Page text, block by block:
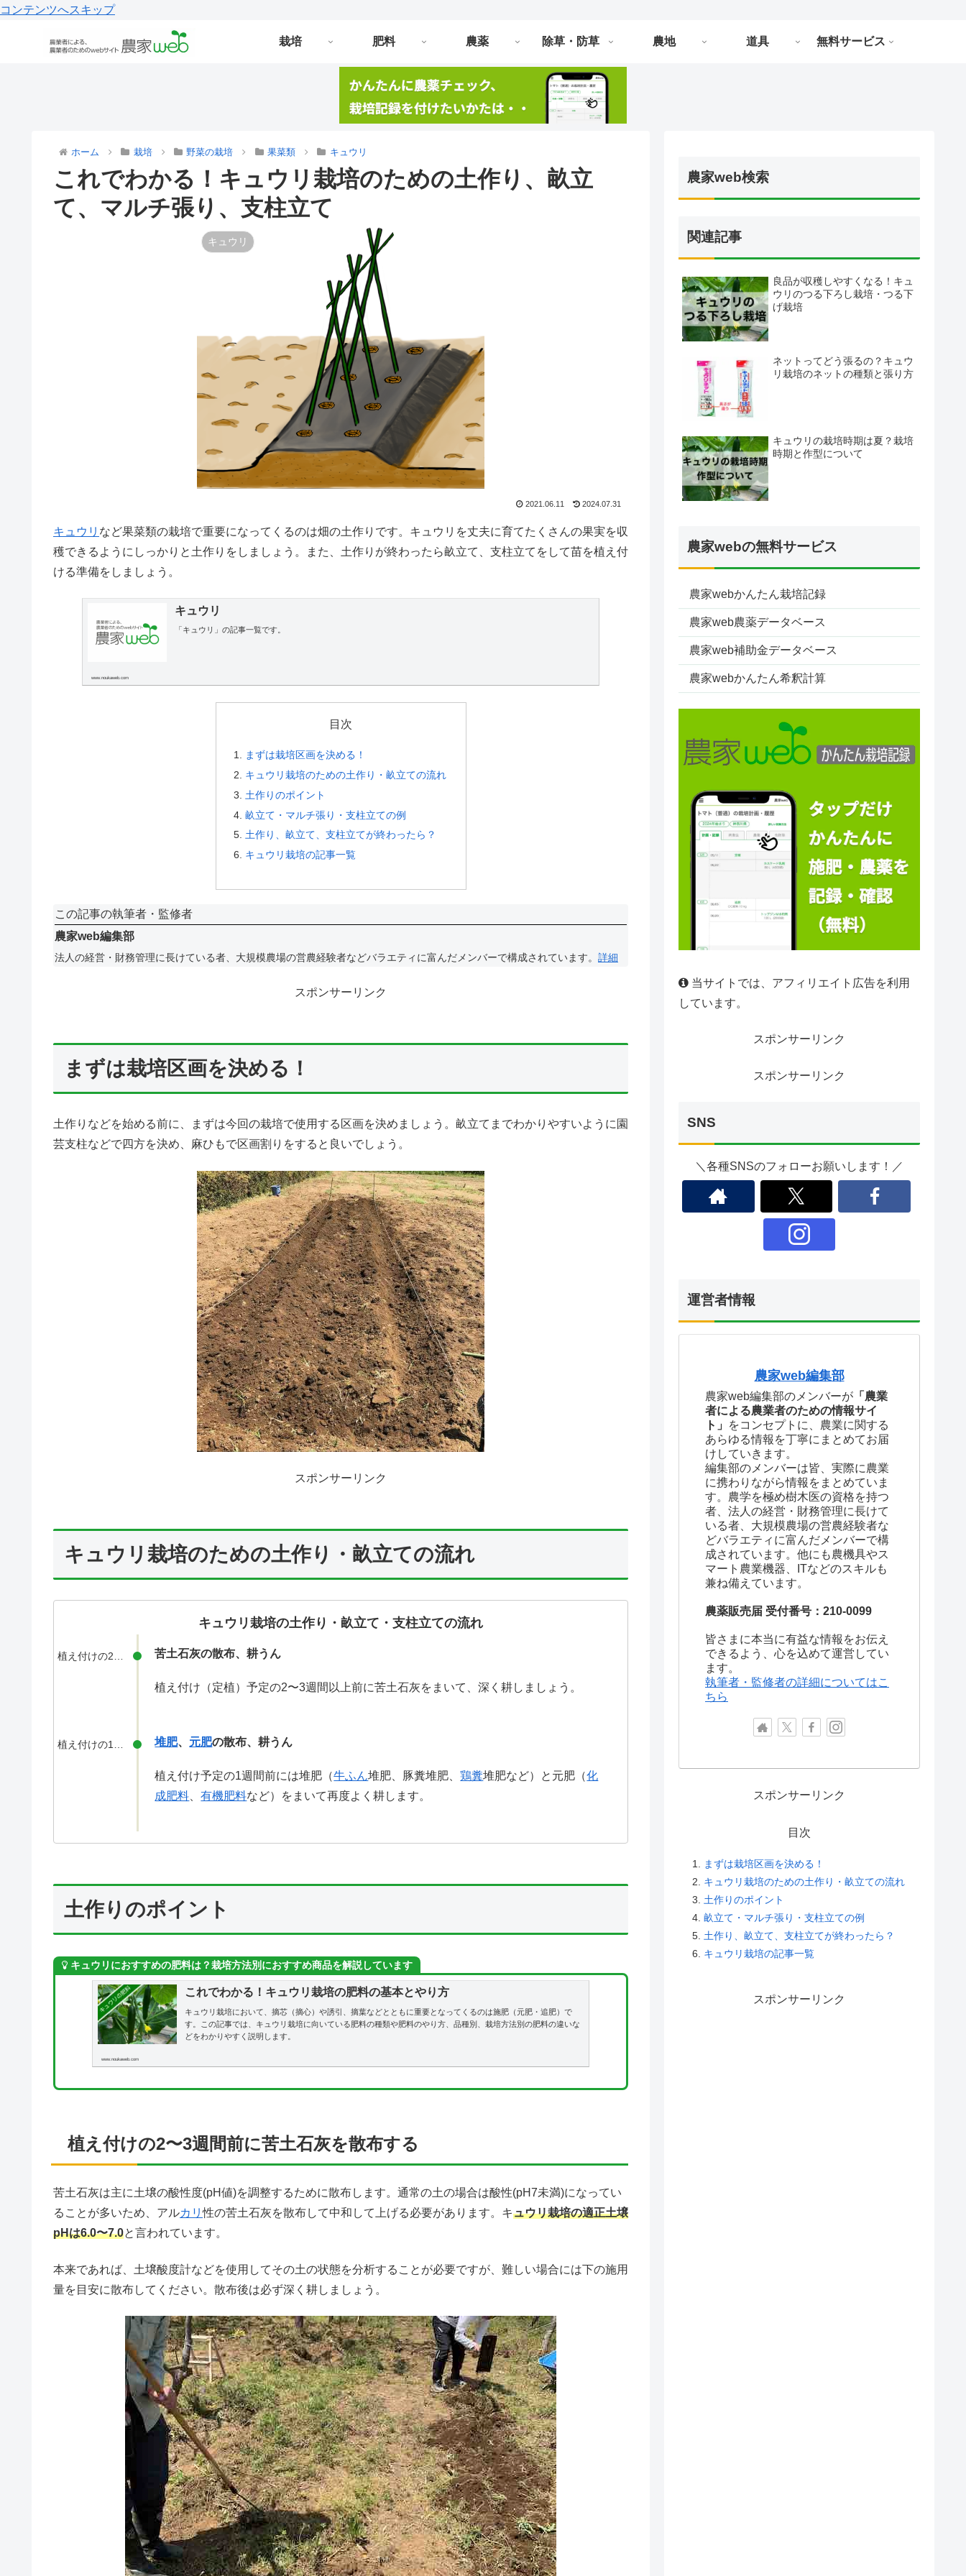
コンテンツへスキップ
栽培 肥料 農薬 除草・防草 農地 道具 無料サービス
ホーム 栽培 野菜の栽培 果菜類 キュウリ
これでわかる！キュウリ栽培のための土作り、畝立
て、マルチ張り、支柱立て
キュウリ
2021.06.11 2024.07.31
キュウリ など果菜類の栽培で重要になってくるのは畑の土作りです。キュウリを丈夫に育てたくさんの果実を収
穫できるようにしっかりと土作りをしましょう。また、土作りが終わったら畝立て、支柱立てをして苗を植え付
ける準備をしましょう。
キュウリ
「キュウリ」の記事一覧です。
www.noukaweb.com
目次
まずは栽培区画を決める！
キュウリ栽培のための土作り・畝立ての流れ
土作りのポイント
畝立て・マルチ張り・支柱立ての例
土作り、畝立て、支柱立てが終わったら？
キュウリ栽培の記事一覧
この記事の執筆者・監修者
農家web編集部
法人の経営・財務管理に長けている者、大規模農場の営農経験者などバラエティに富んだメンバーで構成されています。 詳細
スポンサーリンク
まずは栽培区画を決める！
土作りなどを始める前に、まずは今回の栽培で使用する区画を決めましょう。畝立てまでわかりやすいように園
芸支柱などで四方を決め、麻ひもで区画割りをすると良いでしょう。
スポンサーリンク
キュウリ栽培のための土作り・畝立ての流れ
キュウリ栽培の土作り・畝立て・支柱立ての流れ
苦土石灰の散布、耕うん
植え付け（定植）予定の2〜3週間以上前に苦土石灰をまいて、深く耕しましょう。
植え付けの1週間前 堆肥、 元肥の散布、耕うん
植え付け予定の1週間前には堆肥（牛ふん堆肥、豚糞堆肥、鶏糞堆肥など）と元肥（化
成肥料 、有機肥料など）をまいて再度よく耕します。
土作りのポイント
キュウリにおすすめの肥料は？栽培方法別におすすめ商品を解説しています
これでわかる！キュウリ栽培の肥料の基本とやり方
キュウリ栽培において、摘芯（摘心）や誘引、摘葉などとともに重要となってくるのは施肥（元肥・追肥）で
す。この記事では、キュウリ栽培に向いている肥料の種類や肥料のやり方、品種別、栽培方法別の肥料の違いな
どをわかりやすく説明します。
www.noukaweb.com
植え付けの2〜3週間前に苦土石灰を散布する
苦土石灰は主に土壌の酸性度(pH値)を調整するために散布します。通常の土の場合は酸性(pH7未満)になってい
ることが多いため、アルカリ性の苦土石灰を散布して中和して上げる必要があります。キュウリ栽培の適正土壌
pHは6.0〜7.0と言われています。
本来であれば、土壌酸度計などを使用してその土の状態を分析することが必要ですが、難しい場合には下の施用
量を目安に散布してください。散布後は必ず深く耕しましょう。
農家web検索
関連記事
良品が収穫しやすくなる！キュ
ウリのつる下ろし栽培・つる下
げ栽培
ネットってどう張るの？キュウ
リ栽培のネットの種類と張り方
キュウリの栽培時期は夏？栽培
時期と作型について
農家webの無料サービス
農家webかんたん栽培記録
農家web農薬データベース
農家web補助金データベース
農家webかんたん希釈計算
当サイトでは、アフィリエイト広告を利用
しています。
スポンサーリンク
スポンサーリンク
SNS
＼各種SNSのフォローお願いします！／
運営者情報
農家web編集部
農家web編集部のメンバーが 「農業
者による農業者のための情報サイ
ト」
をコンセプトに、農業に関する
あらゆる情報を丁寧にまとめてお届
けしていきます。
編集部のメンバーは皆、実際に農業
に携わりながら情報をまとめていま
す。農学を極め樹木医の資格を持つ
者、法人の経営・財務管理に長けて
いる者、大規模農場の営農経験者な
どバラエティに富んだメンバーで構
成されています。他にも農機具やス
マート農業機器、ITなどのスキルも
兼ね備えています。
農薬販売届 受付番号：210-0099
皆さまに本当に有益な情報をお伝え
できるよう、心を込めて運営してい
ます。
執筆者・監修者の詳細についてはこ
ちら
スポンサーリンク
目次
まずは栽培区画を決める！
キュウリ栽培のための土作り・畝立ての流れ
土作りのポイント
畝立て・マルチ張り・支柱立ての例
土作り、畝立て、支柱立てが終わったら？
キュウリ栽培の記事一覧
スポンサーリンク